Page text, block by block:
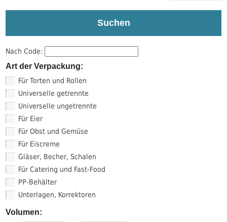
Suchen
Nach Code:
Art der Verpackung:
Für Torten und Rollen
Universelle getrennte
Universelle ungetrennte
Für Eier
Für Obst und Gemüse
Für Eiscreme
Gläser, Becher, Schalen
Für Catering und Fast-Food
PP-Behälter
Unterlagen, Korrektoren
Volumen: